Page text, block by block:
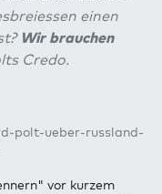
einen
Wir brauchen
Credo.
polt-ueber-russland-
vor kurzem